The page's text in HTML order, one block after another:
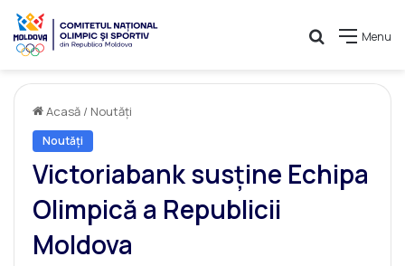
Menu
Caută
Acasă / Noutăți
Noutăți
Victoriabank susține Echipa
Olimpică a Republicii
Moldova